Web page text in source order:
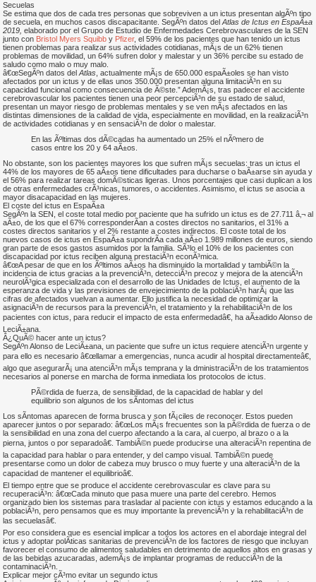
Secuelas
Se estima que dos de cada tres personas que sobreviven a un ictus presentan algÃºn tipo
de secuela, en muchos casos discapacitante. SegÃºn datos del Atlas de Ictus en EspaÃ±a
2019, elaborado por el Grupo de Estudio de Enfermedades Cerebrovasculares de la SEN
junto con Bristol Myers Squibb y Pfizer, el 59% de los pacientes que han tenido un ictus
tienen problemas para realizar sus actividades cotidianas, mÃ¡s de un 62% tienen
problemas de movilidad, un 64% sufren dolor y malestar y un 36% percibe su estado de
saludo como malo o muy malo.
â€œSegÃºn datos del Atlas , actualmente mÃ¡s de 650.000 espaÃ±oles se han visto
afectados por un ictus y de ellas unos 350.000 presentan alguna limitaciÃ³n en su
capacidad funcional como consecuencia de Ã©ste.” AdemÃ¡s, tras padecer el accidente
cerebrovascular los pacientes tienen una peor percepciÃ³n de su estado de salud,
presentan un mayor riesgo de problemas mentales y se ven mÃ¡s afectados en las
distintas dimensiones de la calidad de vida, especialmente en movilidad, en la realizaciÃ³n
de actividades cotidianas y en sensaciÃ³n de dolor o malestar.
En las Ãºltimas dos dÃ©cadas ha aumentado un 25% el nÃºmero de
casos entre los 20 y 64 aÃ±os.
No obstante, son los pacientes mayores los que sufren mÃ¡s secuelas: tras un ictus el
44% de los mayores de 65 aÃ±os tiene dificultades para ducharse o baÃ±arse sin ayuda y
el 56% para realizar tareas domÃ©sticas ligeras. Unos porcentajes que casi duplican a los
de otras enfermedades crÃ³nicas, tumores, o accidentes. Asimismo, el ictus se asocia a
mayor disacapacidad en las mujeres.
El coste del ictus en EspaÃ±a
SegÃºn la SEN, el coste total medio por paciente que ha sufrido un ictus es de 27.711 â‚¬ al
aÃ±o, de los que el 67% corresponderÃ­an a costes directos no sanitarios, el 31% a
costes directos sanitarios y el 2% restante a costes indirectos. El coste total de los
nuevos casos de ictus en EspaÃ±a supondrÃ­a cada aÃ±o 1.989 millones de euros, siendo
gran parte de esos gastos asumidos por la familia. SÃ³lo el 10% de los pacientes con
discapacidad por ictus reciben alguna prestaciÃ³n econÃ³mica.
â€œA pesar de que en los Ãºltimos aÃ±os ha disminuido la mortalidad y tambiÃ©n la
incidencia de ictus gracias a la prevenciÃ³n, detecciÃ³n precoz y mejora de la atenciÃ³n
neurolÃ³gica especializada con el desarrollo de las Unidades de Ictus, el aumento de la
esperanza de vida y las previsiones de envejecimiento de la poblaciÃ³n harÃ¡ que las
cifras de afectados vuelvan a aumentar. Ello justifica la necesidad de optimizar la
asignaciÃ³n de recursos para la prevenciÃ³n, el tratamiento y la rehabilitaciÃ³n de los
pacientes con ictus, para reducir el impacto de esta enfermedadâ€, ha aÃ±adido Alonso de
LeciÃ±ana.
Â¿QuÃ© hacer ante un ictus?
SegÃºn Alonso de LeciÃ±ana, un paciente que sufre un ictus requiere atenciÃ³n urgente y
para ello es necesario â€œllamar a emergencias, nunca acudir al hospital directamenteâ€,
algo que asegurarÃ¡ una atenciÃ³n mÃ¡s temprana y la dministraciÃ³n de los tratamientos
necesarios al ponerse en marcha de forma inmediata los protocolos de ictus.
PÃ©rdida de fuerza, de sensibilidad, de la capacidad de hablar y del
equilibrio son algunos de los sÃ­ntomas del ictus
Los sÃ­ntomas aparecen de forma brusca y son fÃ¡ciles de reconocer. Estos pueden
aparecer juntos o por separado: â€œLos mÃ¡s frecuentes son la pÃ©rdida de fuerza o de
la sensibilidad en una zona del cuerpo afectando a la cara, al cuerpo, al brazo o a la
pierna, juntos o por separadoâ€. TambiÃ©n puede producirse una alteraciÃ³n repentina de
la capacidad para hablar o para entender, y del campo visual. TambiÃ©n puede
presentarse como un dolor de cabeza muy brusco o muy fuerte y una alteraciÃ³n de la
capacidad de mantener el equilibrioâ€.
El tiempo entre que se produce el accidente cerebrovascular es clave para su
recuperaciÃ³n: â€œCada minuto que pasa muere una parte del cerebro. Hemos
organizado bien los sistemas para trasladar al paciente con ictus y estamos educando a la
poblaciÃ³n, pero pensamos que es muy importante la prevenciÃ³n y la rehabilitaciÃ³n de
las secuelasâ€.
Por eso considera que es esencial implicar a todos los actores en el abordaje integral del
ictus y adoptar polÃ­ticas sanitarias de prevenciÃ³n de los factores de riesgo que incluyan
favorecer el consumo de alimentos saludables en detrimento de aquellos altos en grasas y
de las bebidas azucaradas, ademÃ¡s de implantar programas de reducciÃ³n de la
contaminaciÃ³n.
Explicar mejor cÃ³mo evitar un segundo ictus